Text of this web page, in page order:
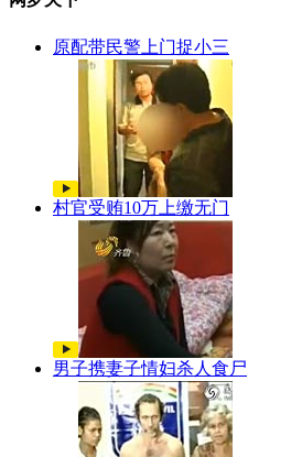
原配带民警上门捉小三
村官受贿10万上缴无门
男子携妻子情妇杀人食尸